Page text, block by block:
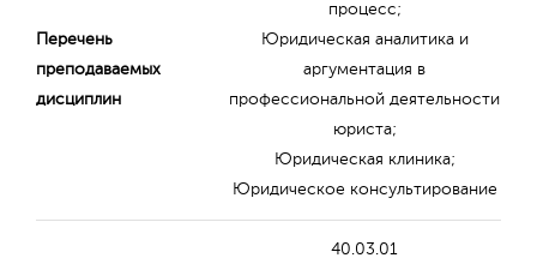
Перечень
преподаваемых
дисциплин
процесс;
Юридическая аналитика и
аргументация в
профессиональной деятельности
юриста;
Юридическая клиника;
Юридическое консультирование
40.03.01